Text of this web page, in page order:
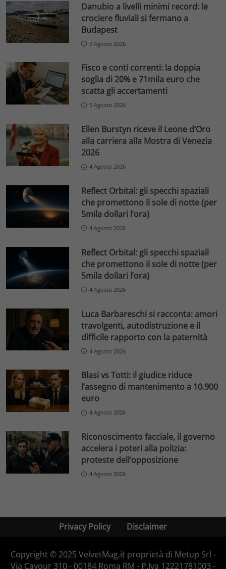
Danubio a livelli minimi record: le
crociere fluviali si fermano a
Budapest
5 Agosto 2026
Fisco e conti correnti: la doppia
soglia di 20% e 71mila euro che
scatta gli accertamenti
5 Agosto 2026
Ellen Burstyn riceve il Leone d’Oro
alla carriera alla Mostra di Venezia
2026
4 Agosto 2026
Reflect Orbital: gli specchi spaziali
che promettono il sole di notte (per
5mila dollari l’ora)
4 Agosto 2026
Reflect Orbital: gli specchi spaziali
che promettono il sole di notte (per
5mila dollari l’ora)
4 Agosto 2026
Luca Barbareschi si racconta: amori
travolgenti, autodistruzione e il
difficile rapporto con la paternità
4 Agosto 2026
Blasi vs Totti: il giudice riduce
l’assegno di mantenimento a 10.900
euro
4 Agosto 2026
Riconoscimento facciale, il governo
accelera i poteri alla polizia:
proteste dell’opposizione
4 Agosto 2026
Privacy Policy Disclaimer
Copyright © 2025 VelvetMag.it proprietà di Metup Srl -
Via Cavour 310 - 00184 Roma RM - P.Iva 12221781003 -